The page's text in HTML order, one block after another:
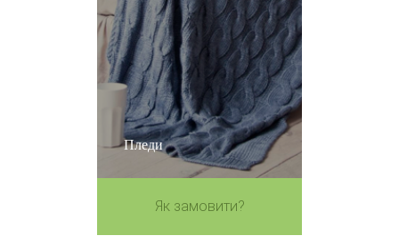
Пледи
Як замовити?